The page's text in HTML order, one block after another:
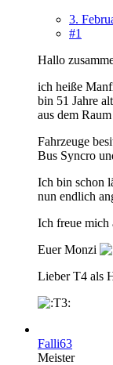
3.
#1
Hallo
ich heiße
bin 51 Jahre
aus dem
Fahrzeuge
Bus Syncro
Ich bin schon
nun endlich
Ich freue mich
Euer Monzi
Lieber T4 als
Falli63
Meister